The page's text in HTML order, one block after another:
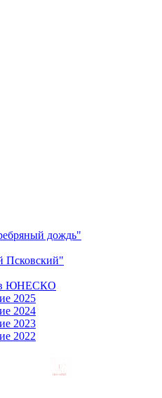
дождь"
Псковский"
в ЮНЕСКО
2025
2024
2023
2022